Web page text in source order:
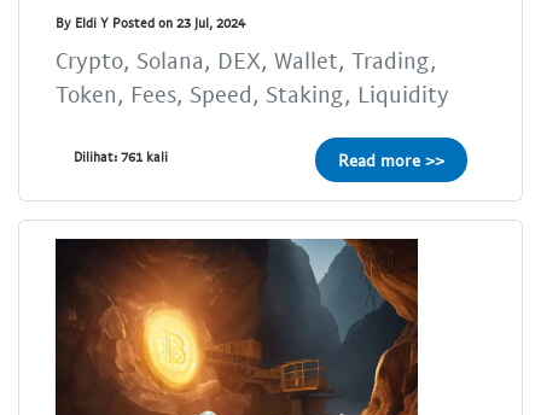
By Eldi Y Posted on 23 Jul, 2024
Crypto, Solana, DEX, Wallet, Trading,
Token, Fees, Speed, Staking, Liquidity
Dilihat: 761 kali Read more >>